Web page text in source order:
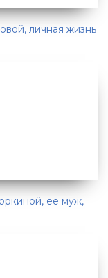
личная жизнь
ее муж,